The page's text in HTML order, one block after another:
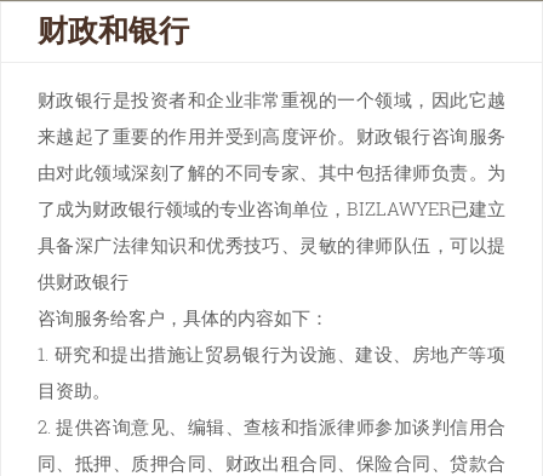
联系
财政和银行
财政银行是投资者和企业非常重视的一个领域，因此它越
来越起了重要的作用并受到高度评价。财政银行咨询服务
由对此领域深刻了解的不同专家、其中包括律师负责。为
了成为财政银行领域的专业咨询单位，BIZLAWYER已建立
具备深广法律知识和优秀技巧、灵敏的律师队伍，可以提
供财政银行
咨询服务给客户，具体的内容如下：
1. 研究和提出措施让贸易银行为设施、建设、房地产等项
目资助。
2. 提供咨询意见、编辑、查核和指派律师参加谈判信用合
同、抵押、质押合同、财政出租合同、保险合同、贷款合